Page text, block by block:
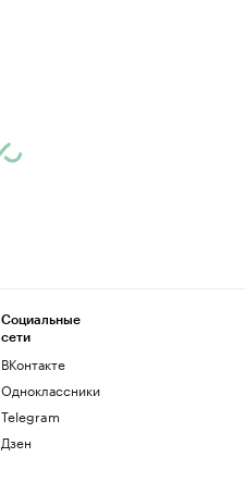
Социальные
сети
ВКонтакте
Одноклассники
Telegram
Дзен